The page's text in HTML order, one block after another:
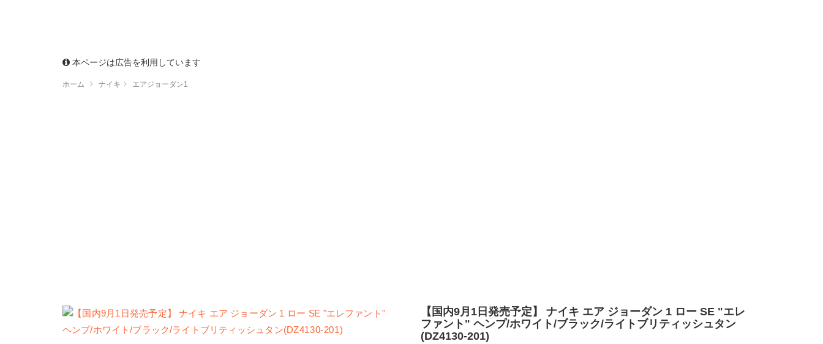
本ページは広告を利用しています
ホーム ナイキ エアジョーダン1
【国内9月1日発売予定】 ナイキ エア ジョーダン 1 ロー SE "エレ
ファント" ヘンプ/ホワイト/ブラック/ライトブリティッシュタン
(DZ4130-201)